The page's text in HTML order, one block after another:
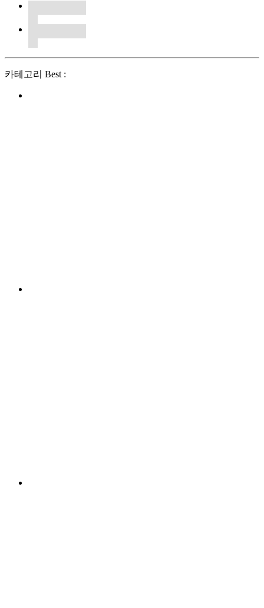
카테고리 Best :